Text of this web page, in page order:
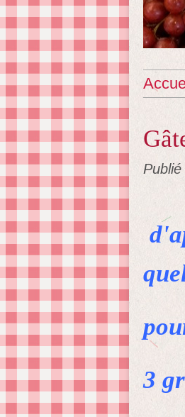
Publié
3